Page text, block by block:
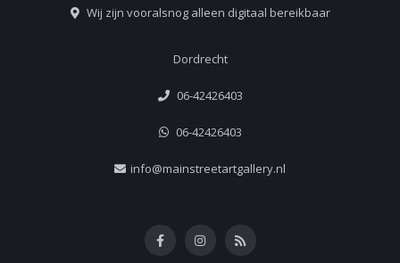
Wij zijn vooralsnog alleen digitaal bereikbaar
Dordrecht
06-42426403
06-42426403
info@mainstreetartgallery.nl